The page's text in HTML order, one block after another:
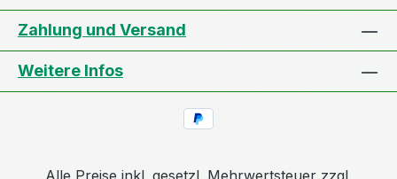
Zahlung und Versand
Weitere Infos
Alle Preise inkl. gesetzl. Mehrwertsteuer zzgl.